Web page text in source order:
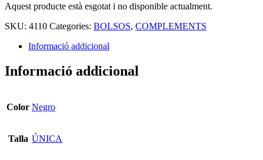
Aquest producte està esgotat i no disponible actualment.
SKU: 4110 Categories: BOLSOS, COMPLEMENTS
Informació addicional
Informació addicional
Color Negro
Talla ÚNICA